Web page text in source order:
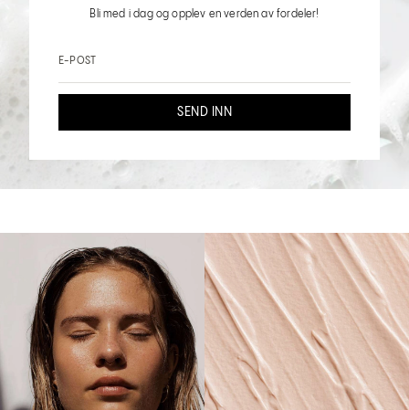
Bli med i dag og opplev en verden av fordeler!
E-POST
SEND INN